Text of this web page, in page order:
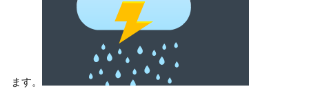
ます。